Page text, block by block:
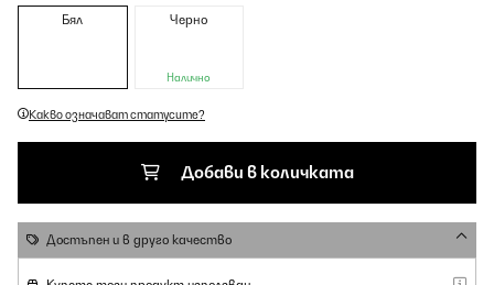
Бял Черно
Налично
Какво означават статусите?
Добави в количката
Достъпен и в друго качество